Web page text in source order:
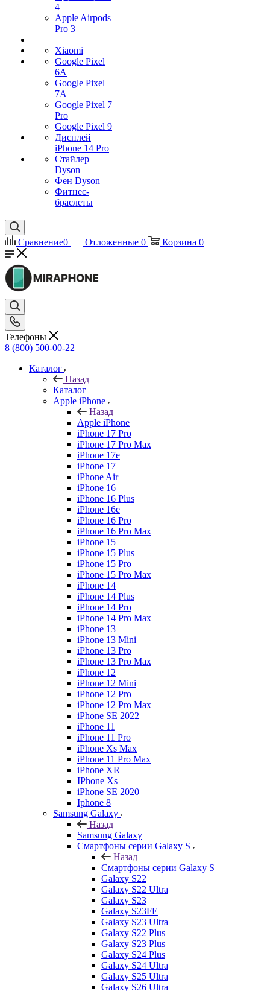
4
Apple Airpods
Pro 3
Xiaomi
Google Pixel
6A
Google Pixel
7А
Google Pixel 7
Pro
Google Pixel 9
Дисплей
iPhone 14 Pro
Стайлер
Dyson
Фен Dyson
Фитнес-
браслеты
Сравнение0 Отложенные 0 Корзина 0
Телефоны
8 (800) 500-00-22
Каталог
Назад
Каталог
Apple iPhone
Назад
Apple iPhone
iPhone 17 Pro
iPhone 17 Pro Max
iPhone 17e
iPhone 17
iPhone Air
iPhone 16
iPhone 16 Plus
iPhone 16e
iPhone 16 Pro
iPhone 16 Pro Max
iPhone 15
iPhone 15 Plus
iPhone 15 Pro
iPhone 15 Pro Max
iPhone 14
iPhone 14 Plus
iPhone 14 Pro
iPhone 14 Pro Max
iPhone 13
iPhone 13 Mini
iPhone 13 Pro
iPhone 13 Pro Max
iPhone 12
iPhone 12 Mini
iPhone 12 Pro
iPhone 12 Pro Max
iPhone SE 2022
iPhone 11
iPhone 11 Pro
iPhone Xs Max
iPhone 11 Pro Max
iPhone XR
IPhone Xs
iPhone SE 2020
Iphone 8
Samsung Galaxy
Назад
Samsung Galaxy
Смартфоны серии Galaxy S
Назад
Смартфоны серии Galaxy S
Galaxy S22
Galaxy S22 Ultra
Galaxy S23
Galaxy S23FE
Galaxy S23 Ultra
Galaxy S22 Plus
Galaxy S23 Plus
Galaxy S24 Plus
Galaxy S24 Ultra
Galaxy S25 Ultra
Galaxy S26 Ultra